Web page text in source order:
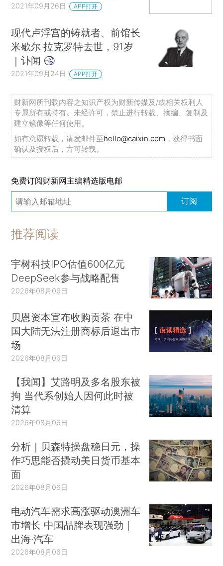
2021年09月26日 APP打开
现代卢浮宫的铸就者、前馆长
米歇尔·拉克罗特去世，91岁
｜讣闻
2021年09月24日 APP打开
财新网所刊载内容之知识产权为财新传媒及/或相关权利人
专属所有或持有。未经许可，禁止进行转载、摘编、复制及
建立镜像等任何使用。
如有意愿转载，请发邮件至hello@caixin.com ，获得书面
确认及授权后，方可转载。
免费订阅财新网主编精选版电邮
订阅
推荐阅读
宇树科技IPO估值600亿元
DeepSeek参与战略配售
2026年08月06日
贝恩资本宣布收购贡茶 在中
国大陆无法注册商标后退出市
场
2026年08月06日
【我闻】艾路明及多名股东被
拘 当代系创始人因何此时被
清算
2026年08月06日
分析｜贝森特操盘稳日元，操
作巧思能否撬动美日货币基本
面
2026年08月06日
电动汽车需求高涨驱动澳洲车
市增长 中国品牌表现强劲｜
出海·汽车
2026年08月06日